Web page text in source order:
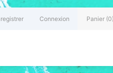
Connexion Panier (0)